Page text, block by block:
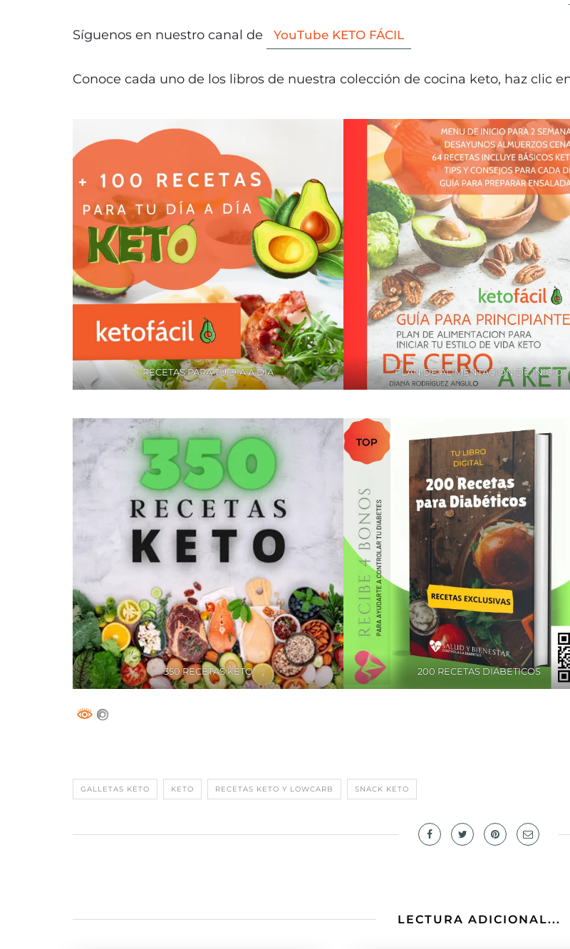
Síguenos en nuestro canal de YouTube KETO FÁCIL
Conoce cada uno de los libros de nuestra colección de cocina keto, haz clic
RECETAS PARA TU DÍA A DÍA PLAN DE ALIMENTACIÓN DE INICIO
350 RECETAS KETO 200 RECETAS DIABETICOS
GALLETAS KETO KETO RECETAS KETO Y LOWCARB SNACK KETO
LECTURA ADICIONAL...